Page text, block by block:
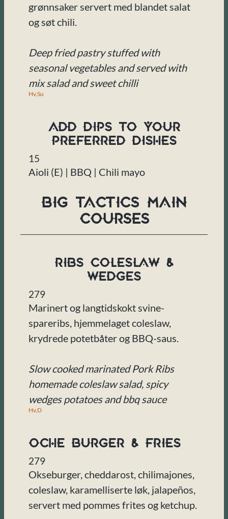
grønnsaker servert med blandet salat
og søt chili.
Deep fried pastry stuffed with
seasonal vegetables and served with
mix salad and sweet chilli
Hv,Su
ADD DIPS TO YOUR
PREFERRED DISHES
15
Aioli (E) | BBQ | Chili mayo
Big Tactics Main
Courses
Ribs Coleslaw &
Wedges
279
Marinert og langtidskokt svine-
spareribs, hjemmelaget coleslaw,
krydrede potetbåter og BBQ-saus.
Slow cooked marinated Pork Ribs
homemade coleslaw salad, spicy
wedges potatoes and bbq sauce
Hv,D
Oche Burger & Fries
279
Okseburger, cheddarost, chilimajones,
coleslaw, karamelliserte løk, jalapeños,
servert med pommes frites og ketchup.